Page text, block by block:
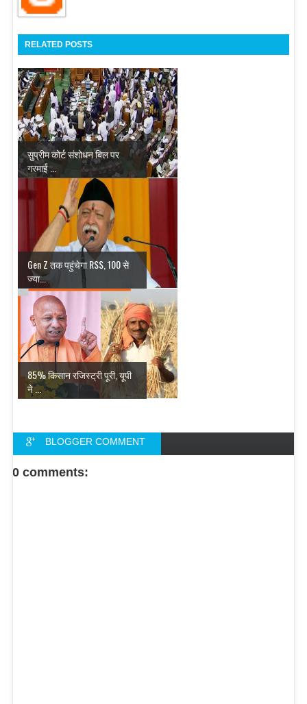
RELATED POSTS
सुप्रीम कोर्ट संशोधन बिल पर
गरमाई ...
Gen Z तक पहुंचेगा RSS, 100 से
ज्या...
85% किसान रजिस्ट्री पूरी, यूपी
ने ...
BLOGGER COMMENT
FACEBOOK COMMENT
0 comments: